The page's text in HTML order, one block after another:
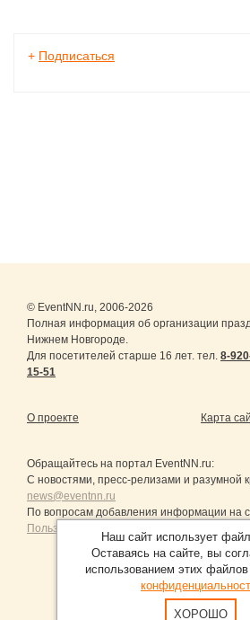
+ Подписаться
© EventNN.ru, 2006-2026
Полная информация об организации
Нижнем Новгороде.
Для посетителей старше 16 лет. тел. 8-
15-51
О проекте Карта
Обращайтесь на портал EventNN.ru:
С новостями, пресс-релизами и разумной
news@eventnn.ru
По вопросам добавления информации на
Пользовательское Соглашение и
Продвижение сайтов Санкт-
Наш сайт использует
Оставаясь на сайте, вы
использованием этих
ХОРОШО